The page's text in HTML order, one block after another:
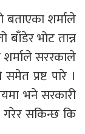
बताएका शर्माले
भोट तान्न
शर्माले सररकाले
प्रष्ट पारे ।
भने सरकारी
गरेर सकिन्छ कि